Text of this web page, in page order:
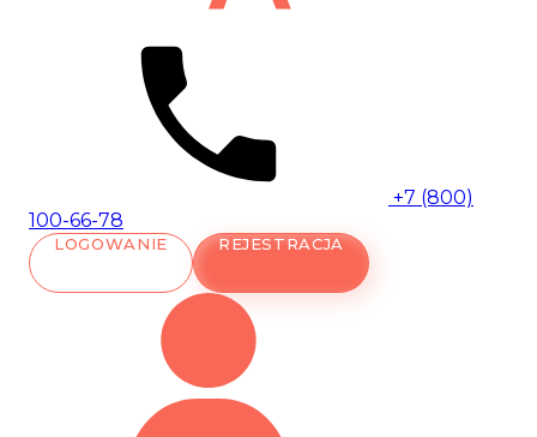
+7 (800)
100-66-78
LOGOWANIE REJESTRACJA